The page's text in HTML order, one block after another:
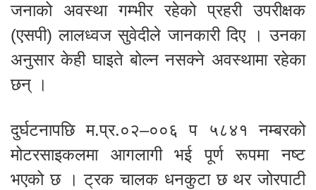
जनाको अवस्था गम्भीर रहेको प्रहरी उपरीक्षक
(एसपी) लालध्वज सुवेदीले जानकारी दिए । उनका
अनुसार केही घाइते बोल्न नसक्ने अवस्थामा रहेका
छन् ।
दुर्घटनापछि म.प्र.०२–००६ प ५८४१ नम्बरको
मोटरसाइकलमा आगलागी भई पूर्ण रूपमा नष्ट
भएको छ । ट्रक चालक धनकुटा छ थर जोरपाटी